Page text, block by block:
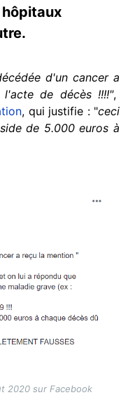
d'un cancer a
l'acte de décès !!!!",
, qui justifie : "ceci
de 5.000 euros à
2020 sur Facebook